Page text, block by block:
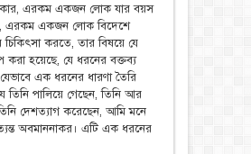
এরকম একজন লোক যার বয়স
এরকম একজন লোক বিদেশে
চিকিৎসা করতে, তার বিষয়ে যে
হয়েছে, যে ধরনের বক্তব্য
এক ধরনের ধারণা তৈরি
তিনি পালিয়ে গেছেন, তিনি আর
দেশত্যাগ করেছেন, আমি মনে
অবমাননাকর। এটি এক ধরনের